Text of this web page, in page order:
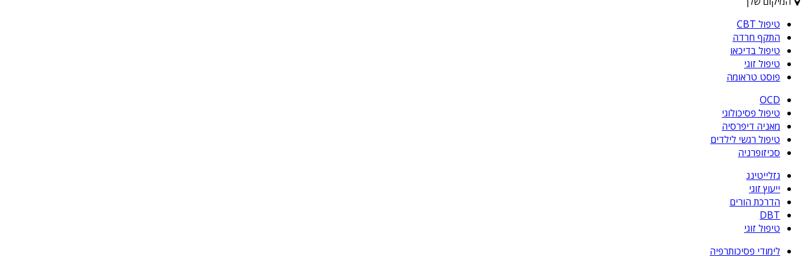
טיפול CBT
התקף חרדה
טיפול בדיכאו
טיפול זוגי
פוסט טראומה
OCD
טיפול פסיכולוגי
מאניה דיפרסיה
טיפול רגשי לילדים
סכיזופרניה
גזלייטינג
ייעוץ זוגי
הדרכת הורים
DBT
טיפול זוגי
לימודי פסיכותרפיה